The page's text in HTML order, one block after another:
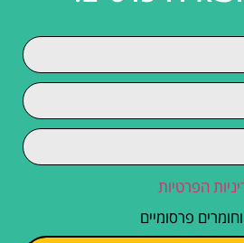
הפרטיות
פרסומיים